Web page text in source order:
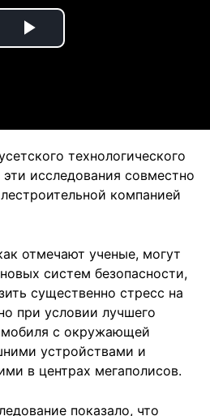
Play
технологического
исследования совместно
компанией
отмечают ученые, могут
систем безопасности,
существенно стресс на
при условии лучшего
с окружающей
устройствами и
в центрах мегаполисов.
показало, что